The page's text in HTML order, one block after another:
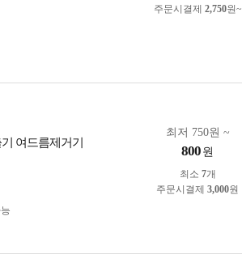
주문시결제 2,750원~
여드름제거기
최저 750원 ~
800 원
최소 7개
주문시결제 3,000원